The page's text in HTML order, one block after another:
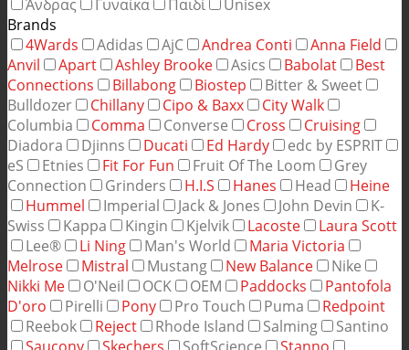
Άνδρας
Γυναίκα Παιδί
Unisex
Brands
4Wards
Adidas AjC Andrea Conti
Anna Field
Anvil
Apart Ashley Brooke Asics Babolat
Best
Connections
Billabong Biostep
Bitter & Sweet
Bulldozer
Chillany Cipo & Baxx
City Walk
Columbia
Comma Converse Cross
Cruising
Diadora
Djinns Ducati Ed Hardy
edc by ESPRIT
eS
Etnies Fit For Fun Fruit Of The Loom
Grey
Connection
Grinders H.I.S Hanes Head
Heine
Hummel
Imperial Jack & Jones John Devin
K-
Swiss
Kappa Kingin Kjelvik Lacoste
Laura Scott
Lee®
Li Ning Man's World
Maria Victoria
Melrose
Mistral Mustang New Balance
Nike
Nikki Me
O'Neil OCK OEM Paddocks
Pantofola
D'oro
Pirelli Pony Pro Touch Puma
Redpoint
Reebok
Reject Rhode Island Salming
Santino